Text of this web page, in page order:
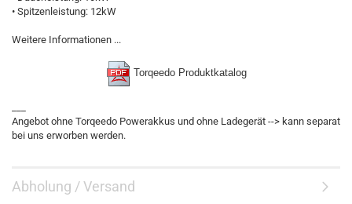
• Spitzenleistung: 12kW
Weitere Informationen ...
Torqeedo Produktkatalog
Angebot ohne Torqeedo Powerakkus und ohne Ladegerät --> kann separat
bei uns erworben werden.
Abholung / Versand